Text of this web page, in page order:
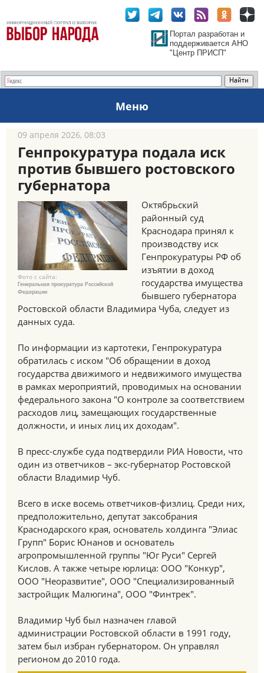
Портал разработан и
поддерживается АНО
"Центр ПРИСП"
Меню
09 апреля 2026, 08:03
Генпрокуратура подала иск
против бывшего ростовского
губернатора
Фото с сайта:
Генеральная прокуратура Российской
Федерации
Октябрьский
районный суд
Краснодара принял к
производству иск
Генпрокуратуры РФ об
изъятии в доход
государства имущества
бывшего губернатора
Ростовской области Владимира Чуба, следует из
данных суда.
По информации из картотеки, Генпрокуратура
обратилась с иском "Об обращении в доход
государства движимого и недвижимого имущества
в рамках мероприятий, проводимых на основании
федерального закона "О контроле за соответствием
расходов лиц, замещающих государственные
должности, и иных лиц их доходам".
В пресс-службе суда подтвердили РИА Новости, что
один из ответчиков – экс-губернатор Ростовской
области Владимир Чуб.
Всего в иске восемь ответчиков-физлиц. Среди них,
предположительно, депутат заксобрания
Краснодарского края, основатель холдинга "Элиас
Групп" Борис Юнанов и основатель
агропромышленной группы "Юг Руси" Сергей
Кислов. А также четыре юрлица: ООО "Конкур",
ООО "Неоразвитие", ООО "Специализированный
застройщик Малюгина", ООО "Финтрек".
Владимир Чуб был назначен главой
администрации Ростовской области в 1991 году,
затем был избран губернатором. Он управлял
регионом до 2010 года.